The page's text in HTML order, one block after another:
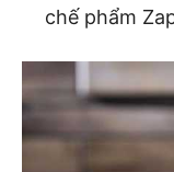
chế phẩm